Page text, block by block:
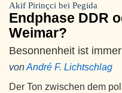
Akif Pirinçci bei Pegida
Endphase DDR
Weimar?
Besonnenheit ist
vonAndré F. Lichtschlag
Der Ton zwischen dem